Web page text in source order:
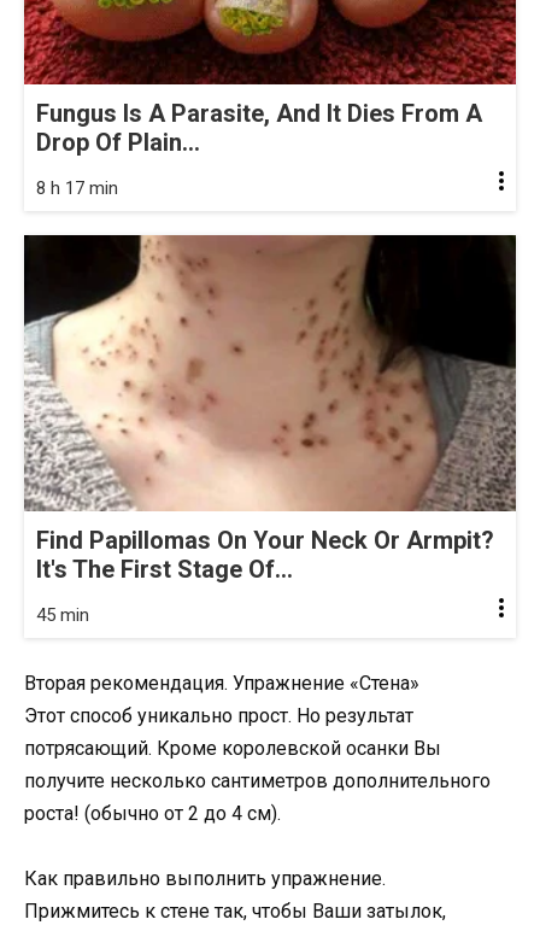
Fungus Is A Parasite, And It Dies From A
Drop Of Plain...
8 h 17 min
Find Papillomas On Your Neck Or Armpit?
It's The First Stage Of...
45 min
Вторая рекомендация. Упражнение «Стена»
Этот способ уникально прост. Но результат
потрясающий. Кроме королевской осанки Вы
получите несколько сантиметров дополнительного
роста! (обычно от 2 до 4 см).
Как правильно выполнить упражнение.
Прижмитесь к стене так, чтобы Ваши затылок,